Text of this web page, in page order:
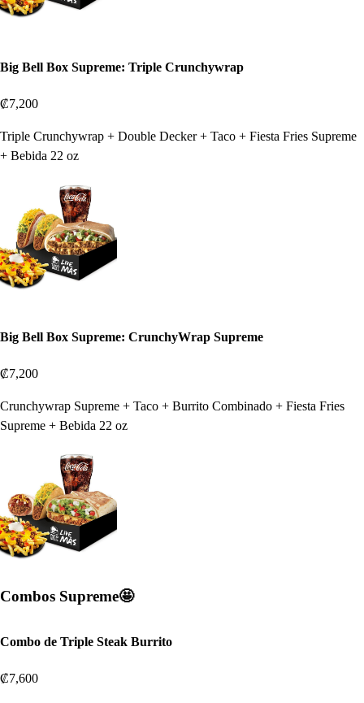
Big Bell Box Supreme: Triple Crunchywrap
₡7,200
Triple Crunchywrap + Double Decker + Taco + Fiesta Fries Supreme
+ Bebida 22 oz
Big Bell Box Supreme: CrunchyWrap Supreme
₡7,200
Crunchywrap Supreme + Taco + Burrito Combinado + Fiesta Fries
Supreme + Bebida 22 oz
Combos Supreme🤩
Combo de Triple Steak Burrito
₡7,600